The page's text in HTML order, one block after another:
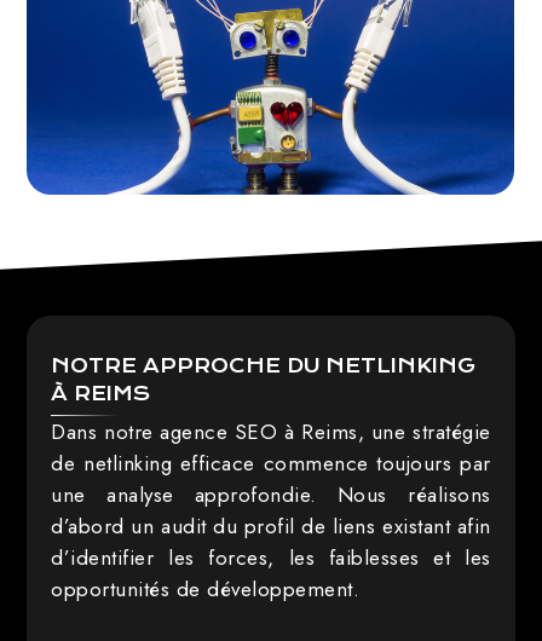
NOTRE APPROCHE DU NETLINKING
À REIMS
Dans notre agence SEO à Reims, une stratégie
de netlinking efficace commence toujours par
une analyse approfondie. Nous réalisons
d’abord un audit du profil de liens existant afin
d’identifier les forces, les faiblesses et les
opportunités de développement.